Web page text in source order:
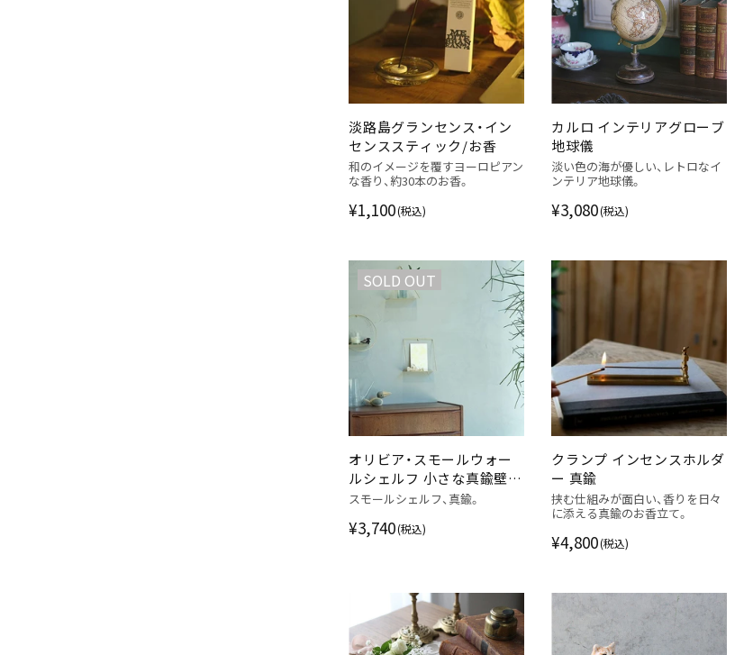
淡路島グランセンス・イン
センススティック/お香
和のイメージを覆すヨーロピアン
な香り、約30本のお香。
¥1,100(税込)
カルロ インテリアグローブ
地球儀
淡い色の海が優しい、レトロなイ
ンテリア地球儀。
¥3,080(税込)
SOLD OUT
オリビア・スモールウォー
ルシェルフ 小さな真鍮壁面
棚
スモールシェルフ、真鍮。
¥3,740(税込)
クランプ インセンスホルダ
ー 真鍮
挟む仕組みが面白い、香りを日々
に添える真鍮のお香立て。
¥4,800(税込)